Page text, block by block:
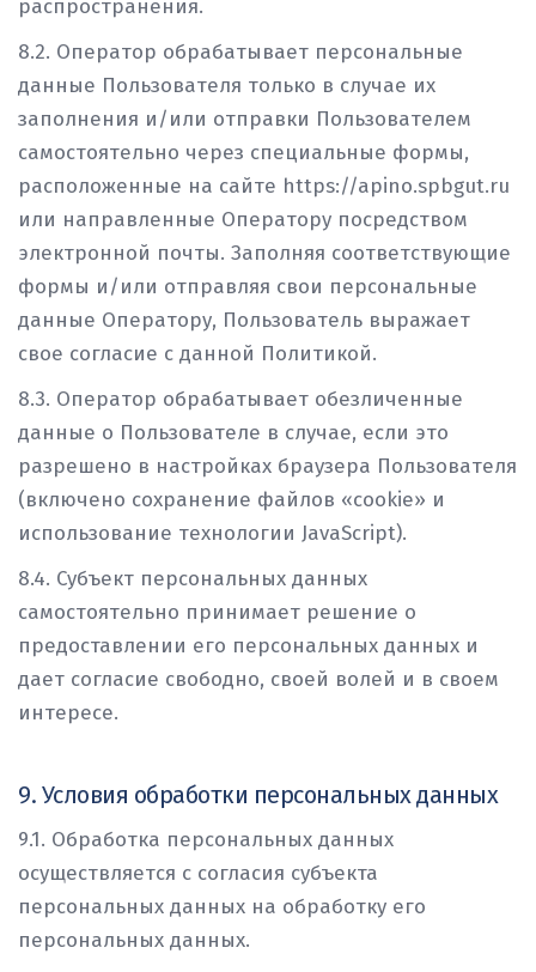
распространения.
8.2. Оператор обрабатывает персональные
данные Пользователя только в случае их
заполнения и/или отправки Пользователем
самостоятельно через специальные формы,
расположенные на сайте https://apino.spbgut.ru
или направленные Оператору посредством
электронной почты. Заполняя соответствующие
формы и/или отправляя свои персональные
данные Оператору, Пользователь выражает
свое согласие с данной Политикой.
8.3. Оператор обрабатывает обезличенные
данные о Пользователе в случае, если это
разрешено в настройках браузера Пользователя
(включено сохранение файлов «cookie» и
использование технологии JavaScript).
8.4. Субъект персональных данных
самостоятельно принимает решение о
предоставлении его персональных данных и
дает согласие свободно, своей волей и в своем
интересе.
9. Условия обработки персональных данных
9.1. Обработка персональных данных
осуществляется с согласия субъекта
персональных данных на обработку его
персональных данных.